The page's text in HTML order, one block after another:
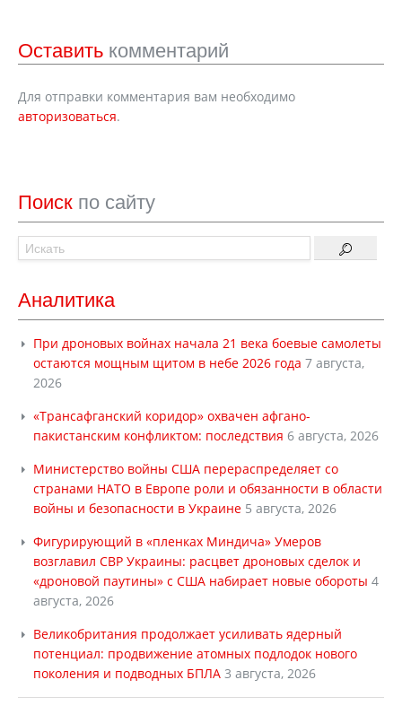
Оставить комментарий
Для отправки комментария вам необходимо
авторизоваться.
Поиск по сайту
Аналитика
При дроновых войнах начала 21 века боевые самолеты
остаются мощным щитом в небе 2026 года 7 августа,
2026
«Трансафганский коридор» охвачен афгано-
пакистанским конфликтом: последствия 6 августа, 2026
Министерство войны США перераспределяет со
странами НАТО в Европе роли и обязанности в области
войны и безопасности в Украине 5 августа, 2026
Фигурирующий в «пленках Миндича» Умеров
возглавил СВР Украины: расцвет дроновых сделок и
«дроновой паутины» с США набирает новые обороты 4
августа, 2026
Великобритания продолжает усиливать ядерный
потенциал: продвижение атомных подлодок нового
поколения и подводных БПЛА 3 августа, 2026